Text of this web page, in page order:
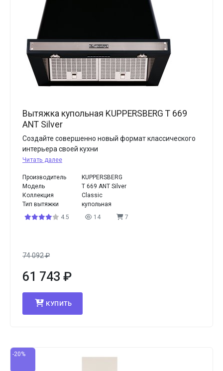
Вытяжка купольная KUPPERSBERG T 669
ANT Silver
Создайте совершенно новый формат классического
интерьера своей кухни
Читать далее
Производитель
KUPPERSBERG
Модель
T 669 ANT Silver
Коллекция
Classic
Тип вытяжки
купольная
4.5
14 7
74 092₽
61 743 ₽
КУПИТЬ
-20%